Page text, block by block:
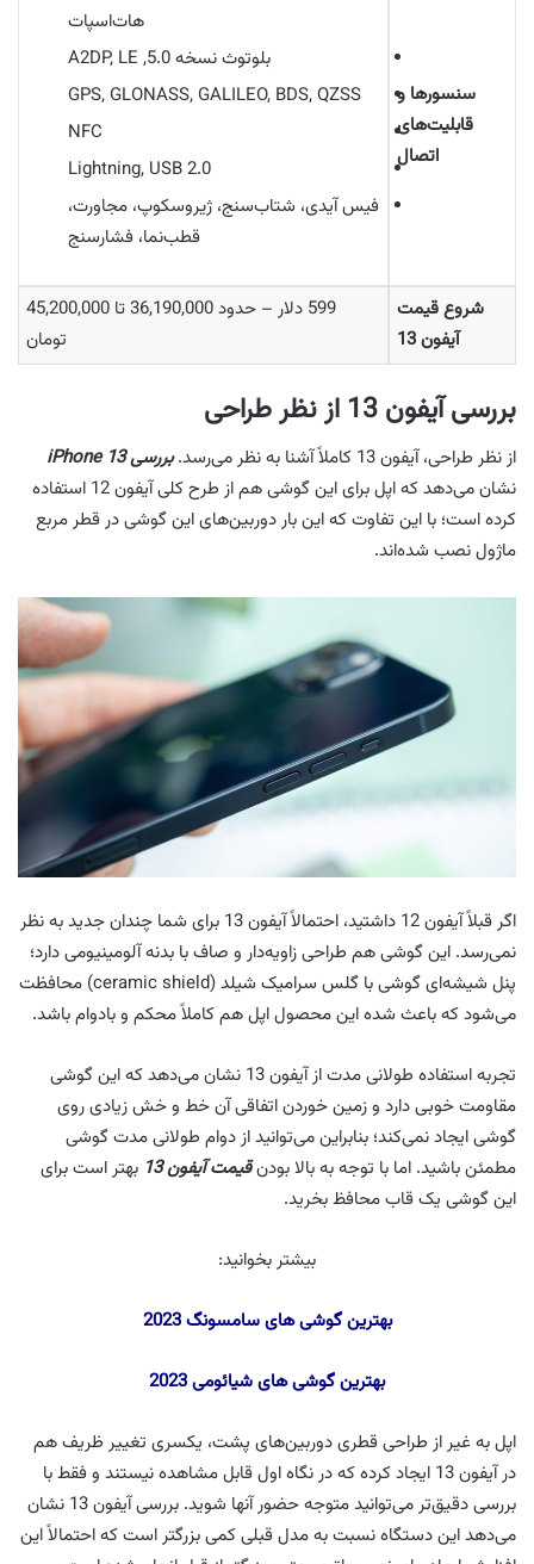
سنسورها و
قابلیت‌های
اتصال
هات‌اسپات
بلوتوث نسخه 5.0, A2DP, LE
GPS, GLONASS, GALILEO, BDS, QZSS
NFC
Lightning, USB 2.0
فیس‌ آیدی، شتاب‌سنج، ژیروسکوپ، مجاورت،
قطب‌نما، فشارسنج
شروع قیمت
آیفون 13
599 دلار – حدود 36,190,000 تا 45,200,000
تومان
بررسی آیفون 13 از نظر طراحی
از نظر طراحی، آیفون 13 کاملاً آشنا به نظر می‌رسد.
بررسی iPhone 13
نشان می‌دهد که اپل برای این گوشی هم از طرح کلی آیفون 12 استفاده
کرده است؛ با این تفاوت که این بار دوربین‌های این گوشی در قطر مربع
ماژول نصب شده‌اند.
اگر قبلاً آیفون 12 داشتید، احتمالاً آیفون 13 برای شما چندان جدید به نظر
نمی‌رسد. این گوشی هم طراحی زاویه‌دار و صاف با بدنه آلومینیومی دارد؛
پنل شیشه‌ای گوشی با گلس سرامیک شیلد (ceramic shield) محافظت
می‌شود که باعث شده این محصول اپل هم کاملاً محکم و بادوام باشد.
تجربه استفاده طولانی مدت از آیفون 13 نشان می‌دهد که این گوشی
مقاومت خوبی دارد و زمین خوردن اتفاقی آن خط و خش زیادی روی
گوشی ایجاد نمی‌کند؛ بنابراین می‌توانید از دوام طولانی مدت گوشی
مطمئن باشید. اما با توجه به بالا بودنقیمت آیفون 13
بهتر است برای
این گوشی یک قاب محافظ بخرید.
بیشتر بخوانید:
بهترین گوشی های سامسونگ 2023
بهترین گوشی های شیائومی 2023
اپل به غیر از طراحی قطری دوربین‌های پشت، یکسری تغییر ظریف هم
در آیفون 13 ایجاد کرده که در نگاه اول قابل مشاهده نیستند و فقط با
بررسی دقیق‌تر می‌توانید متوجه حضور آنها شوید. بررسی آیفون 13 نشان
می‌دهد این دستگاه نسبت به مدل قبلی کمی بزرگتر است که احتمالاً این